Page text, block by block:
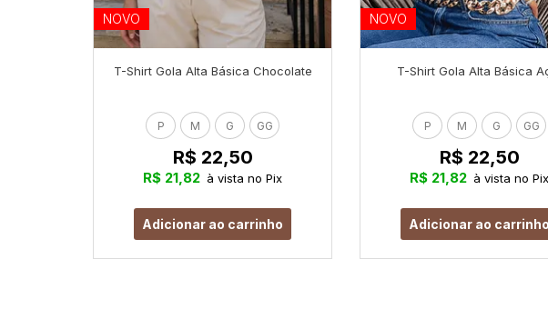
NOVO
T-Shirt Gola Alta Básica Chocolate
P M G GG
R$ 22,50
R$ 21,82 à vista no Pix
Adicionar ao carrinho
NOVO
T-Shirt Gola Alta Básica
P M G GG
R$ 22,50
R$ 21,82 à vista no Pix
Adicionar ao carrinho